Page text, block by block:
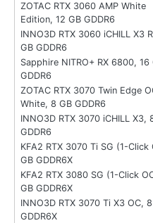
ZOTAC RTX 3060 AMP White
Edition, 12 GB GDDR6
INNO3D RTX 3060 iCHILL X3
GB GDDR6
Sapphire NITRO+ RX 6800, 16
GDDR6
ZOTAC RTX 3070 Twin Edge
White, 8 GB GDDR6
INNO3D RTX 3070 iCHILL X3,
GDDR6
KFA2 RTX 3070 Ti SG (1-Click
GB GDDR6X
KFA2 RTX 3080 SG (1-Click
GB GDDR6X
INNO3D RTX 3070 Ti X3 OC,
GDDR6X